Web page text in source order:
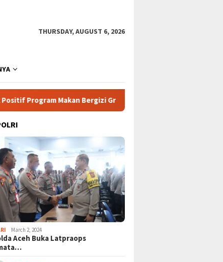
THURSDAY, AUGUST 6, 2026
Makan Bergizi Gratis di Sekolah
March 2, 2024
Aceh Buka Latpraops